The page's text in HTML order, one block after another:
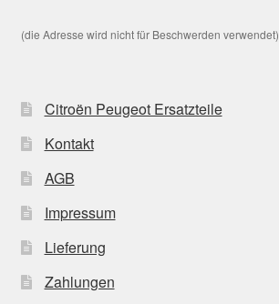
(die Adresse wird nicht für Beschwerden verwendet)
Citroën Peugeot Ersatzteile
Kontakt
AGB
Impressum
Lieferung
Zahlungen